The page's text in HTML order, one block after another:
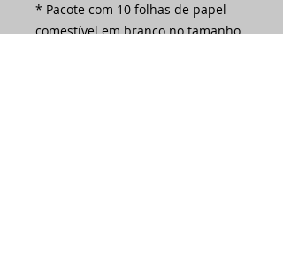
* Pacote com 10 folhas de papel
comestível em branco no tamanho